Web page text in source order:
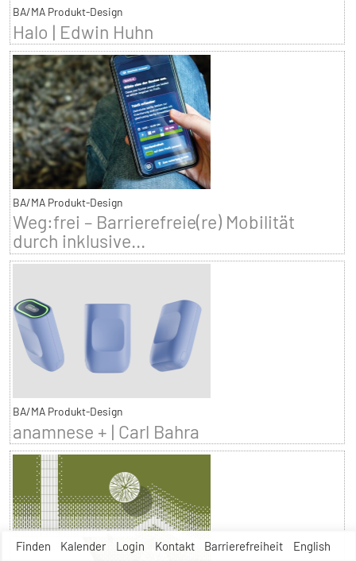
Finden Kalender Login Kontakt Barrierefreiheit English
BA/MA Produkt-Design
Halo | Edwin Huhn
BA/MA Produkt-Design
Weg:frei – Barrierefreie(re) Mobilität
durch inklusive...
BA/MA Produkt-Design
anamnese + | Carl Bahra